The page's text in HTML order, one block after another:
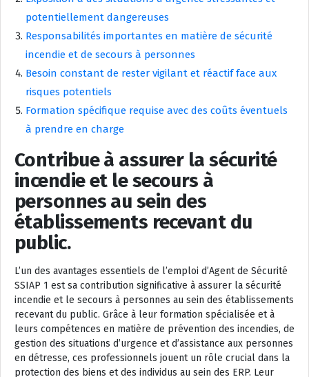
potentiellement dangereuses
Responsabilités importantes en matière de sécurité
incendie et de secours à personnes
Besoin constant de rester vigilant et réactif face aux
risques potentiels
Formation spécifique requise avec des coûts éventuels
à prendre en charge
Contribue à assurer la sécurité
incendie et le secours à
personnes au sein des
établissements recevant du
public.
L’un des avantages essentiels de l’emploi d’Agent de Sécurité
SSIAP 1 est sa contribution significative à assurer la sécurité
incendie et le secours à personnes au sein des établissements
recevant du public. Grâce à leur formation spécialisée et à
leurs compétences en matière de prévention des incendies, de
gestion des situations d’urgence et d’assistance aux personnes
en détresse, ces professionnels jouent un rôle crucial dans la
protection des biens et des individus au sein des ERP. Leur